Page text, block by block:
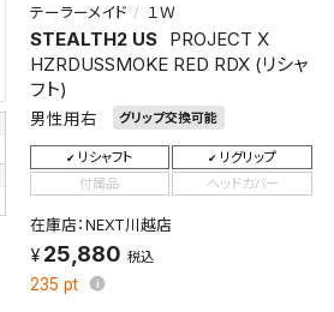
テーラーメイド １Ｗ
STEALTH2 US
PROJECT X
HZRDUSSMOKE RED RDX (リシャ
フト)
男性用右 グリップ交換可能
リシャフト
リグリップ
付属品
ヘッドカバー
在庫店：NEXT川越店
25,880 税込
235 pt
検索条件を保存